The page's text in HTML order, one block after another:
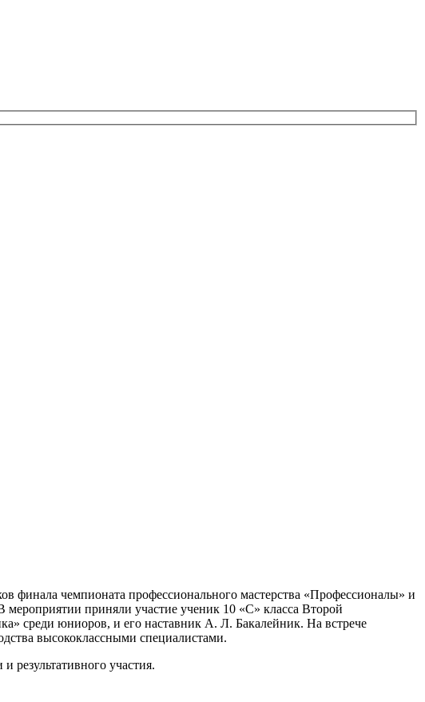
финала чемпионата профессионального мастерства «Профессионалы» и
приняли участие ученик 10 «С» класса Второй
среди юниоров, и его наставник А. Л. Бакалейник. На встрече
высококлассными специалистами.
результативного участия.